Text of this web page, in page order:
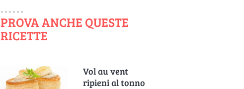
PROVA ANCHE QUESTE
RICETTE
Vol au vent
ripieni al tonno